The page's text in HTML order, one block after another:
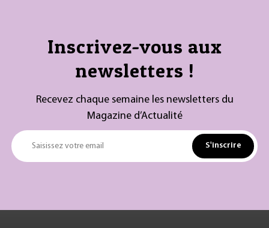
Inscrivez-vous aux
newsletters !
Recevez chaque semaine les newsletters du
Magazine d’Actualité
Saisissez votre email S'inscrire